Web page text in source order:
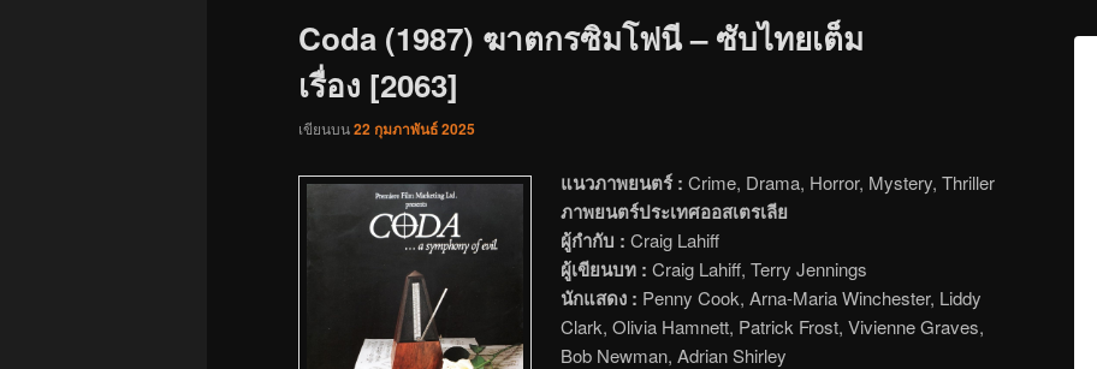
Coda (1987) ฆาตกรซิมโฟนี – ซับไทยเต็ม
เรื่อง [2063]
เขียนบน22 กุมภาพันธ์ 2025
แนวภาพยนตร์ : Crime, Drama, Horror, Mystery, Thriller
ภาพยนตร์ประเทศออสเตรเลีย
ผู้กำกับ : Craig Lahiff
ผู้เขียนบท : Craig Lahiff, Terry Jennings
นักแสดง : Penny Cook, Arna-Maria Winchester, Liddy
Clark, Olivia Hamnett, Patrick Frost, Vivienne Graves,
Bob Newman, Adrian Shirley